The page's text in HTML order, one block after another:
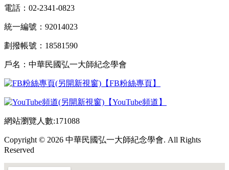
電話：02-2341-0823
統一編號：92014023
劃撥帳號：18581590
戶名：中華民國弘一大師紀念學會
【FB粉絲專頁】
【YouTube頻道】
網站瀏覽人數:171088
Copyright © 2026 中華民國弘一大師紀念學會. All Rights
Reserved